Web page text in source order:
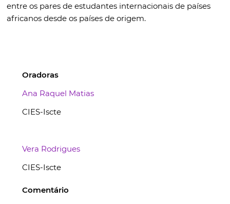
entre os pares de estudantes internacionais de países
africanos desde os países de origem.
Oradoras
Ana Raquel Matias
CIES-Iscte
Vera Rodrigues
CIES-Iscte
Comentário